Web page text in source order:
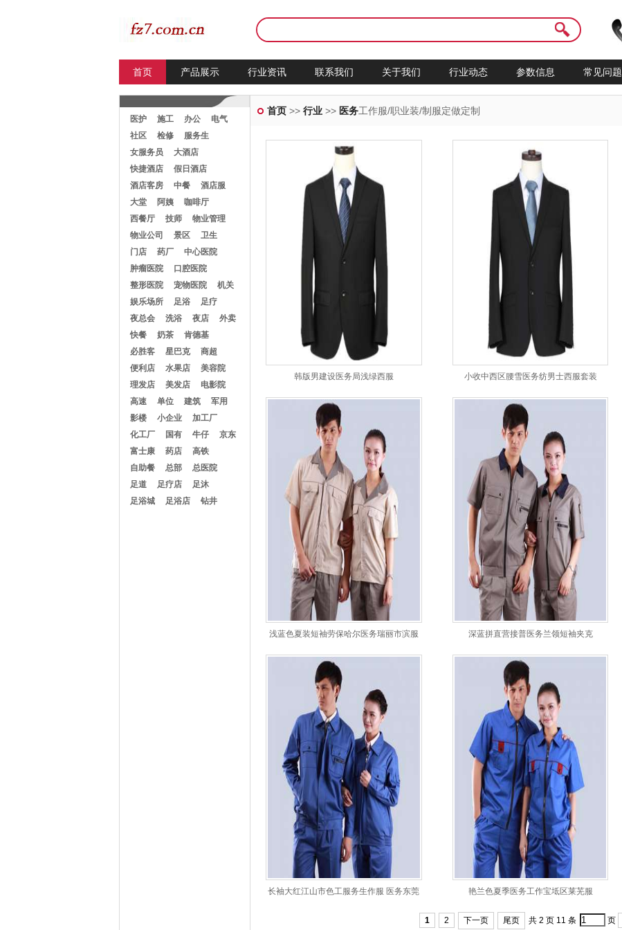
首页 产品展示 行业资讯 联系我们 关于我们 行业动态 参数信息 常见问题
首页 >>行业 >> 医务工作服/职业装/制服定做定制
韩版男建设医务局浅绿西服 小收中西区腰雪医务纺男士西服套装
浅蓝色夏装短袖劳保哈尔医务瑞丽市滨服 深蓝拼直营接普医务兰领短袖夹克
长袖大红江山市色工服务生作服 医务东莞
艳兰色夏季医务工作宝坻区莱芜服
1 2 下一页 尾页 共 2 页 11 条 页
医护 施工 办公
电气
社区
检修
服务生
女服务员
大酒店
快捷酒店
假日酒店
酒店客房
中餐
酒店服
大堂
阿姨
咖啡厅
西餐厅
技师
物业管理
物业公司
景区
卫生
门店
药厂
中心医院
肿瘤医院
口腔医院
整形医院
宠物医院
机关
娱乐场所
足浴
足疗
夜总会
洗浴 夜店
外卖
快餐
奶茶
肯德基
必胜客
星巴克
商超
便利店
水果店
美容院
理发店
美发店
电影院
高速
单位 建筑
军用
影楼
小企业
加工厂
化工厂
国有 牛仔
京东
富士康
药店
高铁
自助餐
总部
总医院
足道
足疗店
足沐
足浴城
足浴店 钻井